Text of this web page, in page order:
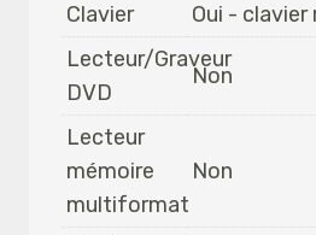
Clavier
Oui -
Lecteur/Graveur
DVD
Non
Lecteur
mémoire
multiformat
Non